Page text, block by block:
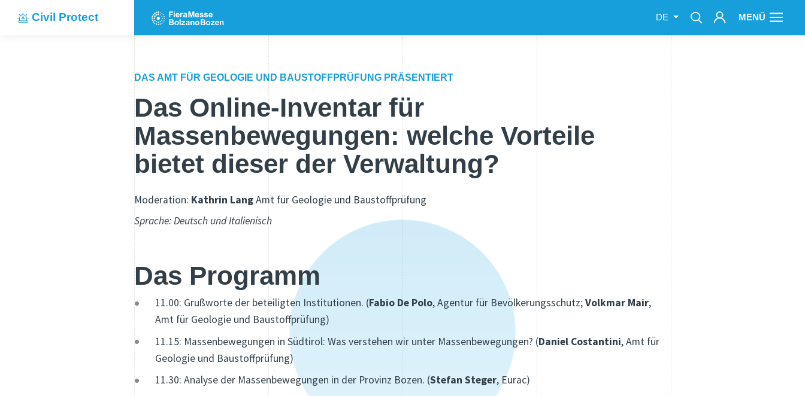
Civil Protect DE MENÜ
DAS AMT FÜR GEOLOGIE UND BAUSTOFFPRÜFUNG PRÄSENTIERT
Das Online-Inventar für
Massenbewegungen: welche Vorteile
bietet dieser der Verwaltung?
Moderation: Kathrin LangAmt für Geologie und Baustoffprüfung
Sprache: Deutsch und Italienisch
Das Programm
11.00: Grußworte der beteiligten Institutionen. (Fabio De Polo, Agentur für Bevölkerungsschutz;Volkmar Mair,
Amt für Geologie und Baustoffprüfung)
11.15: Massenbewegungen in Südtirol: Was verstehen wir unter Massenbewegungen? (Daniel Costantini, Amt für
Geologie und Baustoffprüfung)
11.30: Analyse der Massenbewegungen in der Provinz Bozen. (Stefan Steger, Eurac)